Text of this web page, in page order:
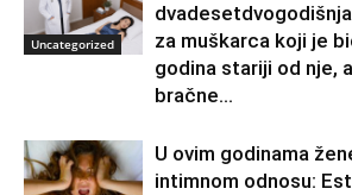
Uncategorized
za muškarca koji je
godina stariji od nje,
bračne...
U ovim godinama
intimnom odnosu: